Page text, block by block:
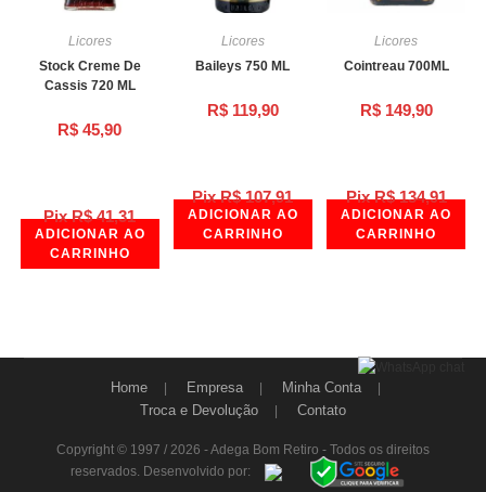
Pix R$41,31
Licores
Stock Creme De
Cassis 720 ML
R$ 45,90
ADICIONAR AO
CARRINHO
Pix R$107,91
Licores
Baileys 750 ML
R$119,90
ADICIONAR AO
CARRINHO
Pix R$134,91
Licores
Cointreau 700ML
R$149,90
ADICIONAR AO
CARRINHO
Home Empresa
Minha Conta
Troca e Devolução
Contato
Copyright © 1997 / 2026 - Adega Bom Retiro - Todos os direitos
reservados. Desenvolvido por: